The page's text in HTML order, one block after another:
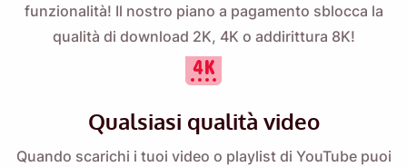
funzionalità! Il nostro piano a pagamento sblocca la
qualità di download 2K, 4K o addirittura 8K!
Qualsiasi qualità video
Quando scarichi i tuoi video o playlist di YouTube puoi
Selezionando questa opzione, accetti la nostraInformativa
sulla privacy.
Inviare